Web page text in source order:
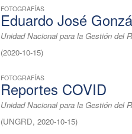
FOTOGRAFÍAS
Eduardo José
Unidad Nacional para la Gestión del
(2020-10-15)
FOTOGRAFÍAS
Reportes COVID
Unidad Nacional para la Gestión del
(UNGRD,2020-10-15)